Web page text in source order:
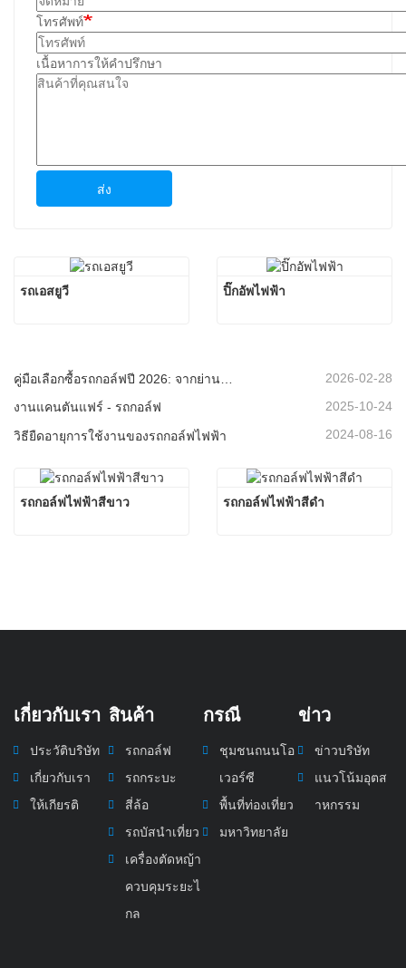
โทรศัพท์
เนื้อหาการให้คำปรึกษา
ส่ง
รถเอสยูวี ปิ๊กอัพไฟฟ้า
2026-02-28
งานแคนตันแฟร์ - รถกอล์ฟ 2025-10-24
วิธียืดอายุการใช้งานของรถกอล์ฟไฟฟ้า 2024-08-16
รถกอล์ฟไฟฟ้าสีขาว รถกอล์ฟไฟฟ้าสีดำ
เกี่ยวกับเรา
ประวัติบริษัท
เกี่ยวกับเรา
ให้เกียรติ
สินค้า
รถกอล์ฟ
รถกระบะ
สี่ล้อ
รถบัสนำเที่ยว
เครื่องตัดหญ้า
ควบคุมระยะไ
กล
กรณี
ชุมชนถนนโอ
เวอร์ซี
พื้นที่ท่องเที่ยว
มหาวิทยาลัย
ข่าว
ข่าวบริษัท
แนวโน้มอุตส
าหกรรม